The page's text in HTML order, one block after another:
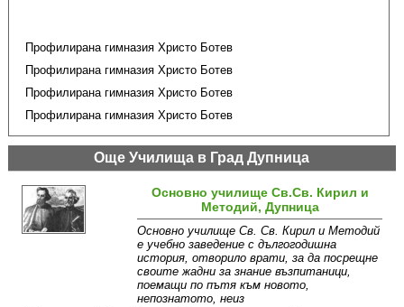
Профилирана гимназия Христо Ботев
Профилирана гимназия Христо Ботев
Профилирана гимназия Христо Ботев
Профилирана гимназия Христо Ботев
Още Училища в Град Дупница
Основно училище Св.Св. Кирил и
Методий, Дупница
Основно училище Св. Св. Кирил и Методий
е учебно заведение с дългогодишна
история, отворило врати, за да посрещне
своите жадни за знание възпитаници,
поемащи по пътя към новото,
непознатото, неиз